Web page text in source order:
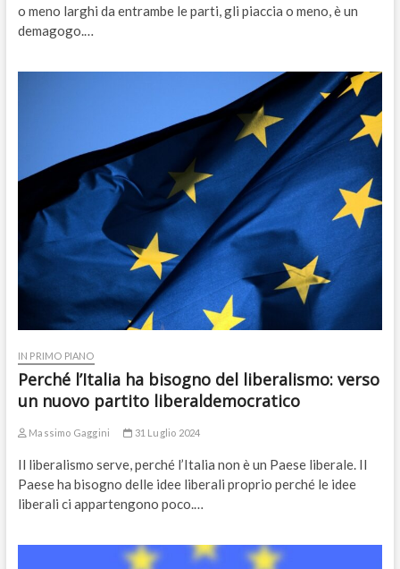
o meno larghi da entrambe le parti, gli piaccia o meno, è un
demagogo.…
IN PRIMO PIANO
Perché l’Italia ha bisogno del liberalismo: verso
un nuovo partito liberaldemocratico
Massimo Gaggini 31 Luglio 2024
Il liberalismo serve, perché l’Italia non è un Paese liberale. Il
Paese ha bisogno delle idee liberali proprio perché le idee
liberali ci appartengono poco.…